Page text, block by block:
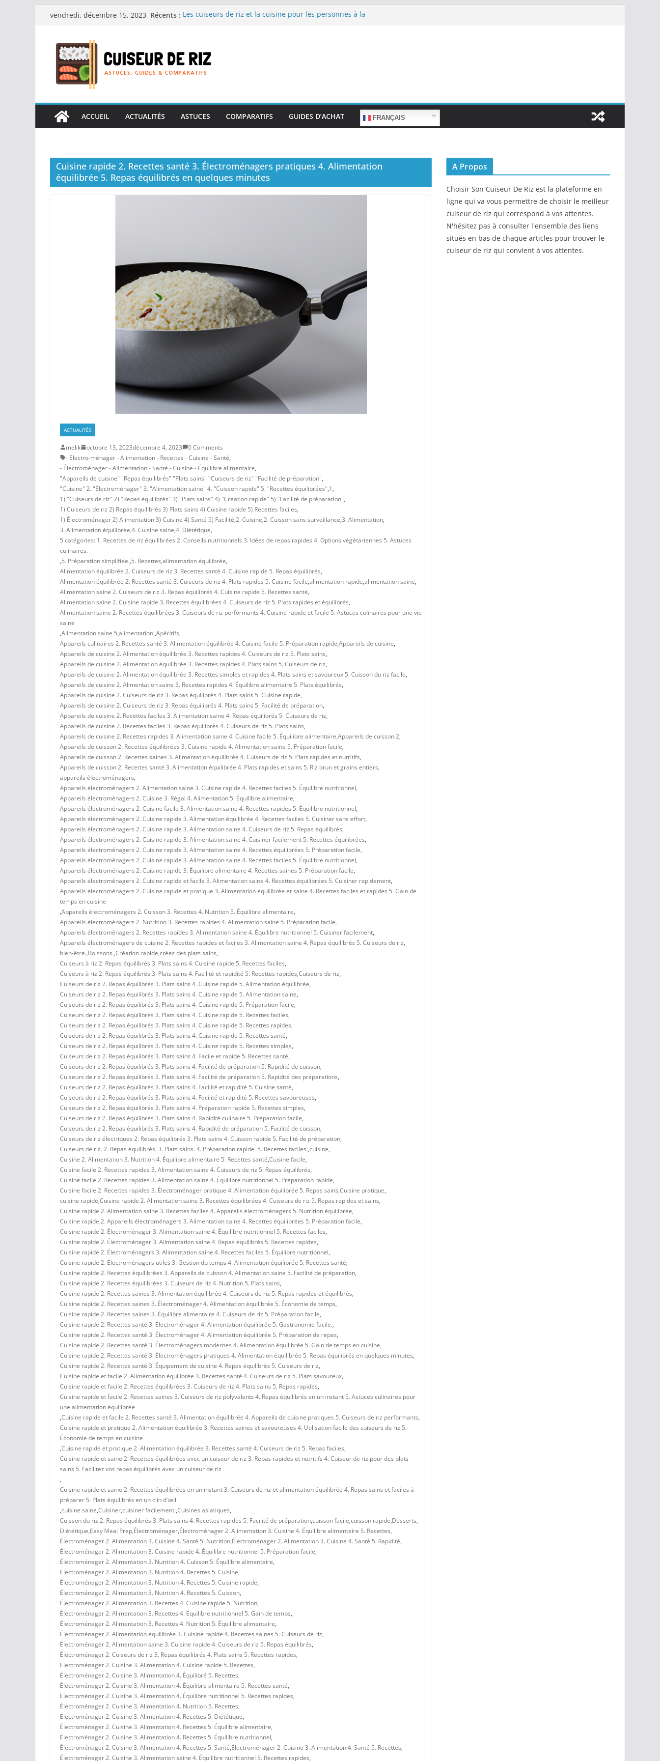
Passervendredi, décembre 15, 2023 Récents : Les cuiseurs de riz et la cuisine pour les personnes à la
Les cuiseurs de riz pour les familles nombreuses : Cuisson
en grande quantité.
Les cuiseurs de riz et la préparation de plats pour les
réconfortants.
ACCUEIL
ACTUALITÉS ASTUCES COMPARATIFS GUIDES D’ACHAT FRANÇAIS
Cuisine rapide 2. Recettes santé 3. Électroménagers pratiques 4. Alimentation
équilibrée 5. Repas équilibrés en quelques minutes
ACTUALITÉS
melik octobre 13, 2023décembre 4, 2023
0 Comments
- Electro-ménager - Alimentation - Recettes - Cuisine - Santé,
- Électroménager - Alimentation - Santé - Cuisine - Équilibre alimentaire,
"Appareils de cuisine" "Repas équilibrés" "Plats sains" "Cuiseurs de riz" "Facilité de préparation",
"Cuisine" 2. "Électroménager" 3. "Alimentation saine" 4. "Cuisson rapide" 5. "Recettes équilibrées",1,
1) "Cuiseurs de riz" 2) "Repas équilibrés" 3) "Plats sains" 4) "Création rapide" 5) "Facilité de préparation",
1) Cuiseurs de riz 2) Repas équilibrés 3) Plats sains 4) Cuisine rapide 5) Recettes faciles,
1) Électroménager 2) Alimentation 3) Cuisine 4) Santé 5) Facilité,2. Cuisine,2. Cuisson sans surveillance,3. Alimentation,
3. Alimentation équilibrée,4. Cuisine saine,4. Diététique,
5 catégories: 1. Recettes de riz équilibrées 2. Conseils nutritionnels 3. Idées de repas rapides 4. Options végétariennes 5. Astuces
culinaires.
,5. Préparation simplifiée.,5. Recettes,alimentation équilibrée,
Alimentation équilibrée 2. Cuiseurs de riz 3. Recettes santé 4. Cuisine rapide 5. Repas équilibrés,
Alimentation équilibrée 2. Recettes santé 3. Cuiseurs de riz 4. Plats rapides 5. Cuisine facile,alimentation rapide,alimentation saine,
Alimentation saine 2. Cuiseurs de riz 3. Repas équilibrés 4. Cuisine rapide 5. Recettes santé,
Alimentation saine 2. Cuisine rapide 3. Recettes équilibrées 4. Cuiseurs de riz 5. Plats rapides et équilibrés,
Alimentation saine 2. Recettes équilibrées 3. Cuiseurs de riz performants 4. Cuisine rapide et facile 5. Astuces culinaires pour une vie
saine
,Alimentation saine 5,alimentation.,Apéritifs,
Appareils culinaires 2. Recettes santé 3. Alimentation équilibrée 4. Cuisine facile 5. Préparation rapide,Appareils de cuisine,
Appareils de cuisine 2. Alimentation équilibrée 3. Recettes rapides 4. Cuiseurs de riz 5. Plats sains,
Appareils de cuisine 2. Alimentation équilibrée 3. Recettes rapides 4. Plats sains 5. Cuiseurs de riz,
Appareils de cuisine 2. Alimentation équilibrée 3. Recettes simples et rapides 4. Plats sains et savoureux 5. Cuisson du riz facile,
Appareils de cuisine 2. Alimentation saine 3. Recettes rapides 4. Équilibre alimentaire 5. Plats équilibrés,
Appareils de cuisine 2. Cuiseurs de riz 3. Repas équilibrés 4. Plats sains 5. Cuisine rapide,
Appareils de cuisine 2. Cuiseurs de riz 3. Repas équilibrés 4. Plats sains 5. Facilité de préparation,
Appareils de cuisine 2. Recettes faciles 3. Alimentation saine 4. Repas équilibrés 5. Cuiseurs de riz,
Appareils de cuisine 2. Recettes faciles 3. Repas équilibrés 4. Cuiseurs de riz 5. Plats sains,
Appareils de cuisine 2. Recettes rapides 3. Alimentation saine 4. Cuisine facile 5. Équilibre alimentaire,Appareils de cuisson 2,
Appareils de cuisson 2. Recettes équilibrées 3. Cuisine rapide 4. Alimentation saine 5. Préparation facile,
Appareils de cuisson 2. Recettes saines 3. Alimentation équilibrée 4. Cuiseurs de riz 5. Plats rapides et nutritifs,
Appareils de cuisson 2. Recettes santé 3. Alimentation équilibrée 4. Plats rapides et sains 5. Riz brun et grains entiers,
appareils électroménagers,
Appareils électroménagers 2. Alimentation saine 3. Cuisine rapide 4. Recettes faciles 5. Équilibre nutritionnel,
Appareils électroménagers 2. Cuisine 3. Régal 4. Alimentation 5. Équilibre alimentaire,
Appareils électroménagers 2. Cuisine facile 3. Alimentation saine 4. Recettes rapides 5. Équilibre nutritionnel,
Appareils électroménagers 2. Cuisine rapide 3. Alimentation équilibrée 4. Recettes faciles 5. Cuisiner sans effort,
Appareils électroménagers 2. Cuisine rapide 3. Alimentation saine 4. Cuiseurs de riz 5. Repas équilibrés,
Appareils électroménagers 2. Cuisine rapide 3. Alimentation saine 4. Cuisiner facilement 5. Recettes équilibrées,
Appareils électroménagers 2. Cuisine rapide 3. Alimentation saine 4. Recettes équilibrées 5. Préparation facile,
Appareils électroménagers 2. Cuisine rapide 3. Alimentation saine 4. Recettes faciles 5. Équilibre nutritionnel,
Appareils électroménagers 2. Cuisine rapide 3. Équilibre alimentaire 4. Recettes saines 5. Préparation facile,
Appareils électroménagers 2. Cuisine rapide et facile 3. Alimentation saine 4. Recettes équilibrées 5. Cuisiner rapidement,
Appareils électroménagers 2. Cuisine rapide et pratique 3. Alimentation équilibrée et saine 4. Recettes faciles et rapides 5. Gain de
temps en cuisine
,Appareils électroménagers 2. Cuisson 3. Recettes 4. Nutrition 5. Équilibre alimentaire,
Appareils électroménagers 2. Nutrition 3. Recettes rapides 4. Alimentation saine 5. Préparation facile,
Appareils électroménagers 2. Recettes rapides 3. Alimentation saine 4. Équilibre nutritionnel 5. Cuisiner facilement,
Appareils électroménagers de cuisine 2. Recettes rapides et faciles 3. Alimentation saine 4. Repas équilibrés 5. Cuiseurs de riz,
bien-être.,Boissons.,Création rapide,créez des plats sains,
Cuiseurs à riz 2. Repas équilibrés 3. Plats sains 4. Cuisine rapide 5. Recettes faciles,
Cuiseurs à riz 2. Repas équilibrés 3. Plats sains 4. Facilité et rapidité 5. Recettes rapides,Cuiseurs de riz,
Cuiseurs de riz 2. Repas équilibrés 3. Plats sains 4. Cuisine rapide 5. Alimentation équilibrée,
Cuiseurs de riz 2. Repas équilibrés 3. Plats sains 4. Cuisine rapide 5. Alimentation saine,
Cuiseurs de riz 2. Repas équilibrés 3. Plats sains 4. Cuisine rapide 5. Préparation facile,
Cuiseurs de riz 2. Repas équilibrés 3. Plats sains 4. Cuisine rapide 5. Recettes faciles,
Cuiseurs de riz 2. Repas équilibrés 3. Plats sains 4. Cuisine rapide 5. Recettes rapides,
Cuiseurs de riz 2. Repas équilibrés 3. Plats sains 4. Cuisine rapide 5. Recettes santé,
Cuiseurs de riz 2. Repas équilibrés 3. Plats sains 4. Cuisine rapide 5. Recettes simples,
Cuiseurs de riz 2. Repas équilibrés 3. Plats sains 4. Facile et rapide 5. Recettes santé,
Cuiseurs de riz 2. Repas équilibrés 3. Plats sains 4. Facilité de préparation 5. Rapidité de cuisson,
Cuiseurs de riz 2. Repas équilibrés 3. Plats sains 4. Facilité de préparation 5. Rapidité des préparations,
Cuiseurs de riz 2. Repas équilibrés 3. Plats sains 4. Facilité et rapidité 5. Cuisine santé,
Cuiseurs de riz 2. Repas équilibrés 3. Plats sains 4. Facilité et rapidité 5. Recettes savoureuses,
Cuiseurs de riz 2. Repas équilibrés 3. Plats sains 4. Préparation rapide 5. Recettes simples,
Cuiseurs de riz 2. Repas équilibrés 3. Plats sains 4. Rapidité culinaire 5. Préparation facile,
Cuiseurs de riz 2. Repas équilibrés 3. Plats sains 4. Rapidité de préparation 5. Facilité de cuisson,
Cuiseurs de riz électriques 2. Repas équilibrés 3. Plats sains 4. Cuisson rapide 5. Facilité de préparation,
Cuiseurs de riz. 2. Repas équilibrés. 3. Plats sains. 4. Préparation rapide. 5. Recettes faciles.,cuisine,
Cuisine 2. Alimentation 3. Nutrition 4. Équilibre alimentaire 5. Recettes santé,Cuisine facile,
Cuisine facile 2. Recettes rapides 3. Alimentation saine 4. Cuiseurs de riz 5. Repas équilibrés,
Cuisine facile 2. Recettes rapides 3. Alimentation saine 4. Équilibre nutritionnel 5. Préparation rapide,
Cuisine facile 2. Recettes rapides 3. Électroménager pratique 4. Alimentation équilibrée 5. Repas sains,Cuisine pratique,
cuisine rapide,Cuisine rapide 2. Alimentation saine 3. Recettes équilibrées 4. Cuiseurs de riz 5. Repas rapides et sains,
Cuisine rapide 2. Alimentation saine 3. Recettes faciles 4. Appareils électroménagers 5. Nutrition équilibrée,
Cuisine rapide 2. Appareils électroménagers 3. Alimentation saine 4. Recettes équilibrées 5. Préparation facile,
Cuisine rapide 2. Électroménager 3. Alimentation saine 4. Équilibre nutritionnel 5. Recettes faciles,
Cuisine rapide 2. Électroménager 3. Alimentation saine 4. Repas équilibrés 5. Recettes rapides,
Cuisine rapide 2. Électroménagers 3. Alimentation saine 4. Recettes faciles 5. Équilibre nutritionnel,
Cuisine rapide 2. Électroménagers utiles 3. Gestion du temps 4. Alimentation équilibrée 5. Recettes santé,
Cuisine rapide 2. Recettes équilibrées 3. Appareils de cuisson 4. Alimentation saine 5. Facilité de préparation,
Cuisine rapide 2. Recettes équilibrées 3. Cuiseurs de riz 4. Nutrition 5. Plats sains,
Cuisine rapide 2. Recettes saines 3. Alimentation équilibrée 4. Cuiseurs de riz 5. Repas rapides et équilibrés,
Cuisine rapide 2. Recettes saines 3. Électroménager 4. Alimentation équilibrée 5. Économie de temps,
Cuisine rapide 2. Recettes saines 3. Équilibre alimentaire 4. Cuiseurs de riz 5. Préparation facile,
Cuisine rapide 2. Recettes santé 3. Électroménager 4. Alimentation équilibrée 5. Gastronomie facile.,
Cuisine rapide 2. Recettes santé 3. Électroménager 4. Alimentation équilibrée 5. Préparation de repas,
Cuisine rapide 2. Recettes santé 3. Électroménagers modernes 4. Alimentation équilibrée 5. Gain de temps en cuisine,
Cuisine rapide 2. Recettes santé 3. Électroménagers pratiques 4. Alimentation équilibrée 5. Repas équilibrés en quelques minutes,
Cuisine rapide 2. Recettes santé 3. Équipement de cuisine 4. Repas équilibrés 5. Cuiseurs de riz,
Cuisine rapide et facile 2. Alimentation équilibrée 3. Recettes santé 4. Cuiseurs de riz 5. Plats savoureux,
Cuisine rapide et facile 2. Recettes équilibrées 3. Cuiseurs de riz 4. Plats sains 5. Repas rapides,
Cuisine rapide et facile 2. Recettes saines 3. Cuiseurs de riz polyvalents 4. Repas équilibrés en un instant 5. Astuces culinaires pour
une alimentation équilibrée
,Cuisine rapide et facile 2. Recettes santé 3. Alimentation équilibrée 4. Appareils de cuisine pratiques 5. Cuiseurs de riz performants,
Cuisine rapide et pratique 2. Alimentation équilibrée 3. Recettes saines et savoureuses 4. Utilisation facile des cuiseurs de riz 5.
Économie de temps en cuisine
,Cuisine rapide et pratique 2. Alimentation équilibrée 3. Recettes santé 4. Cuiseurs de riz 5. Repas faciles,
Cuisine rapide et saine 2. Recettes équilibrées avec un cuiseur de riz 3. Repas rapides et nutritifs 4. Cuiseur de riz pour des plats
sains 5. Facilitez vos repas équilibrés avec un cuiseur de riz
,
Cuisine rapide et saine 2. Recettes équilibrées en un instant 3. Cuiseurs de riz et alimentation équilibrée 4. Repas sains et faciles à
préparer 5. Plats équilibrés en un clin d'œil
,cuisine saine,Cuisiner,cuisiner facilement.,Cuisines asiatiques,
Cuisson du riz 2. Repas équilibrés 3. Plats sains 4. Recettes rapides 5. Facilité de préparation,cuisson facile,cuisson rapide,Desserts,
Diététique,Easy Meal Prep,Électroménager,Électroménager 2. Alimentation 3. Cuisine 4. Équilibre alimentaire 5. Recettes,
Électroménager 2. Alimentation 3. Cuisine 4. Santé 5. Nutrition,Électroménager 2. Alimentation 3. Cuisine 4. Santé 5. Rapidité,
Électroménager 2. Alimentation 3. Cuisine rapide 4. Équilibre nutritionnel 5. Préparation facile,
Électroménager 2. Alimentation 3. Nutrition 4. Cuisson 5. Équilibre alimentaire,
Electroménager 2. Alimentation 3. Nutrition 4. Recettes 5. Cuisine,
Électroménager 2. Alimentation 3. Nutrition 4. Recettes 5. Cuisine rapide,
Électroménager 2. Alimentation 3. Nutrition 4. Recettes 5. Cuisson,
Électroménager 2. Alimentation 3. Recettes 4. Cuisine rapide 5. Nutrition,
Électroménager 2. Alimentation 3. Recettes 4. Équilibre nutritionnel 5. Gain de temps,
Électroménager 2. Alimentation 3. Recettes 4. Nutrition 5. Équilibre alimentaire,
Électroménager 2. Alimentation équilibrée 3. Cuisine rapide 4. Recettes saines 5. Cuiseurs de riz,
Électroménager 2. Alimentation saine 3. Cuisine rapide 4. Cuiseurs de riz 5. Repas équilibrés,
Électroménager 2. Cuiseurs de riz 3. Repas équilibrés 4. Plats sains 5. Recettes rapides,
Electroménager 2. Cuisine 3. Alimentation 4. Cuisine rapide 5. Recettes,
Électroménager 2. Cuisine 3. Alimentation 4. Équilibré 5. Recettes,
Électroménager 2. Cuisine 3. Alimentation 4. Équilibre alimentaire 5. Recettes santé,
Electroménager 2. Cuisine 3. Alimentation 4. Équilibre nutritionnel 5. Recettes rapides,
Électroménager 2. Cuisine 3. Alimentation 4. Nutrition 5. Recettes,
Electroménager 2. Cuisine 3. Alimentation 4. Recettes 5. Diététique,
Électroménager 2. Cuisine 3. Alimentation 4. Recettes 5. Équilibre alimentaire,
Électroménager 2. Cuisine 3. Alimentation 4. Recettes 5. Équilibre nutritionnel,
Électroménager 2. Cuisine 3. Alimentation 4. Recettes 5. Santé,Électroménager 2. Cuisine 3. Alimentation 4. Santé 5. Recettes,
Électroménager 2. Cuisine 3. Alimentation saine 4. Équilibre nutritionnel 5. Recettes rapides,
A Propos
Choisir Son Cuiseur De Riz est la plateforme en
ligne qui va vous permettre de choisir le meilleur
cuiseur de riz qui correspond à vos attentes.
N'hésitez pas à consulter l'ensemble des liens
situés en bas de chaque articles pour trouver le
cuiseur de riz qui convient à vos attentes.